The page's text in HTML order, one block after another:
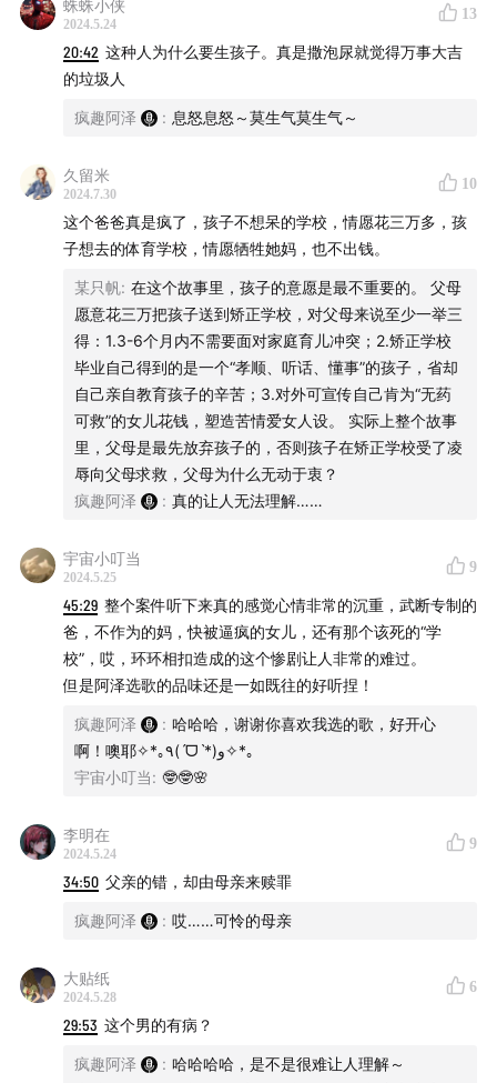
真实故事：真的有超级英雄
罪案盘点：幼女色魔被枪毙
罪案盘点：未成年恶魔实录
湖南！嗜血少年杀人案
蛛蛛小侠
2024.5.24
13
20:42 这种人为什么要生孩子。真是撒泡尿就觉得万事大吉
的垃圾人
疯趣阿泽 : 息怒息怒～莫生气莫生气～
久留米
2024.7.30
10
这个爸爸真是疯了，孩子不想呆的学校，情愿花三万多，孩
子想去的体育学校，情愿牺牲她妈，也不出钱。
某只帆: 在这个故事里，孩子的意愿是最不重要的。 父母
愿意花三万把孩子送到矫正学校，对父母来说至少一举三
得：1.3-6个月内不需要面对家庭育儿冲突；2.矫正学校
毕业自己得到的是一个“孝顺、听话、懂事”的孩子，省却
自己亲自教育孩子的辛苦；3.对外可宣传自己肯为“无药
可救”的女儿花钱，塑造苦情爱女人设。 实际上整个故事
里，父母是最先放弃孩子的，否则孩子在矫正学校受了凌
辱向父母求救，父母为什么无动于衷？
疯趣阿泽
: 真的让人无法理解……
宇宙小叮当
2024.5.25
9
45:29 整个案件听下来真的感觉心情非常的沉重，武断专制的
爸，不作为的妈，快被逼疯的女儿，还有那个该死的“学
校”，哎，环环相扣造成的这个惨剧让人非常的难过。
但是阿泽选歌的品味还是一如既往的好听捏！
疯趣阿泽 : 哈哈哈，谢谢你喜欢我选的歌，好开心
啊！噢耶✧*｡٩(ˊᗜˋ*)و✧*｡
宇宙小叮当: 🤓🤓🌸
李明在
2024.5.24
9
34:50 父亲的错，却由母亲来赎罪
疯趣阿泽 : 哎……可怜的母亲
大贴纸
2024.5.28
6
29:53 这个男的有病？
疯趣阿泽 : 哈哈哈哈，是不是很难让人理解～